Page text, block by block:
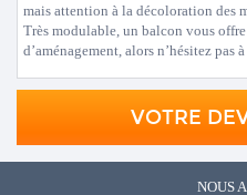
mais attention à la décoloration des
Très modulable, un balcon vous
d’aménagement, alors n’hésitez pas
VOTRE
NOUS